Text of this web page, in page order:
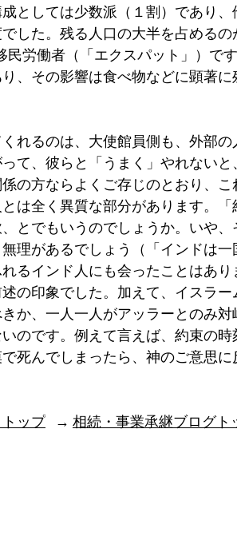
としては少数派（１割）であり、
した。残る人口の大半を占める
労働者（「エクスパット」）で
、その影響は食べ物などに顕著
れるのは、大使館員側も、外部の
て、彼らと「うまく」やれない
の方ならよくご存じのとおり、
は全く異質な部分があります。
とでもいうのでしょうか。いや、
理があるでしょう（「インドは
るインド人にも会ったことはあ
の印象でした。加えて、イスラ
か、一人一人がアッラーとのみ
のです。例えて言えば、約束の時
死んでしまったら、神のご意思
ップ
   →
相続・事業承継ブログト